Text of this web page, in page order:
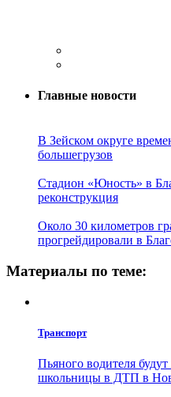
Главные новости
В Зейском округе
большегрузов
Стадион «Юность» в
реконструкция
Около 30 километров
прогрейдировали в
Материалы по теме:
Транспорт
Пьяного водителя будут
школьницы в ДТП в